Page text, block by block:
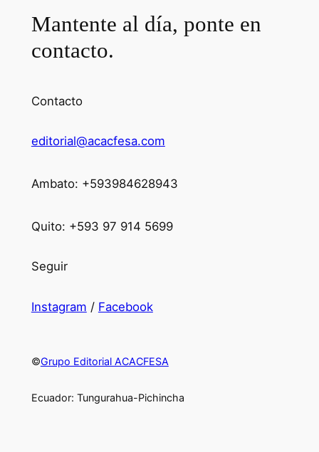
Mantente al día, ponte en
contacto.
Contacto
editorial@acacfesa.com
Ambato: +593984628943
Quito: +593 97 914 5699
Seguir
Instagram / Facebook
©Grupo Editorial ACACFESA
Ecuador: Tungurahua-Pichincha